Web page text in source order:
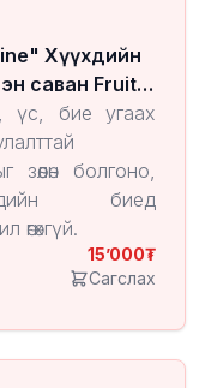
Хүүхдийн
саван Fruit
үс, бие угаах
зөөлөн болгоно,
биед
өгөхгүй.
үнэ: ₮
15’000
Сагслах